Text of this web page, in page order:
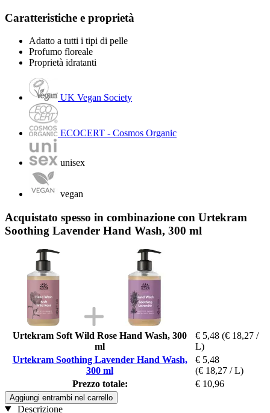
Caratteristiche e proprietà
Adatto a tutti i tipi di pelle
Profumo floreale
Proprietà idratanti
UK Vegan Society
ECOCERT - Cosmos Organic
unisex
vegan
Acquistato spesso in combinazione con Urtekram
Soothing Lavender Hand Wash, 300 ml
Urtekram Soft Wild Rose Hand Wash, 300
ml
€ 5,48 (€ 18,27 /
L)
Urtekram Soothing Lavender Hand Wash,
300 ml
€ 5,48
(€ 18,27 / L)
Prezzo totale:
€ 10,96
Aggiungi entrambi nel carrello
Descrizione